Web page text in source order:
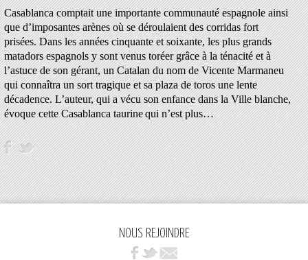
Casablanca comptait uneimportante communauté espagnole ainsi
que d’imposantes arènes où se déroulaient des corridas fort
prisées. Dans les années cinquante et soixante, les plus grands
matadors espagnols y sont venus toréer grâce à la ténacité et à
l’astuce de son gérant, un Catalan du nom de Vicente Marmaneu
qui connaîtraun sort tragique et sa plaza de toros unelente
décadence. L’auteur, qui a vécu son enfance dans la Ville blanche,
évoque cette Casablanca taurinequi n’est plus…
NOUS REJOINDRE